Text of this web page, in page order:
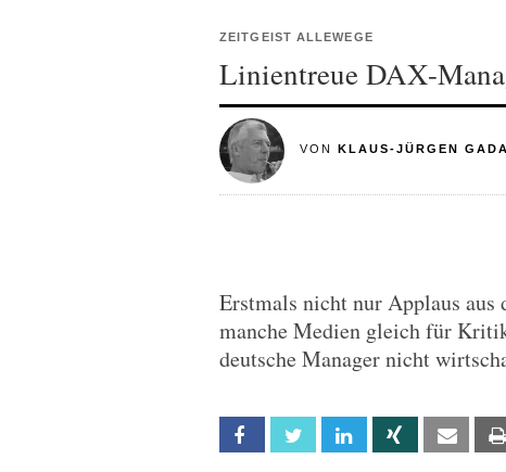
ZEITGEIST ALLEWEGE
Linientreue DAX-
VON KLAUS-JÜRGEN
Erstmals nicht nur Applaus
manche Medien gleich für
deutsche Manager nicht
Facebook Twitter Linkedin Xing Email